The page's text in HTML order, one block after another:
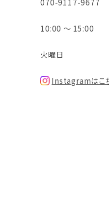
10:00 ～ 15:00
火曜日
Instagramはこ